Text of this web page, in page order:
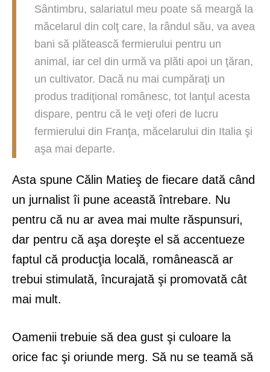
Sântimbru, salariatul meu poate să meargă la
măcelarul din colţ care, la rândul său, va avea
bani să plătească fermierului pentru un
animal, iar cel din urmă va plăti apoi un ţăran,
un cultivator. Dacă nu mai cumpăraţi un
produs tradiţional românesc, tot lanţul acesta
dispare, pentru că le veţi oferi de lucru
fermierului din Franţa, măcelarului din Italia şi
aşa mai departe.
Asta spune Călin Matieş de fiecare dată când
un jurnalist îi pune această întrebare. Nu
pentru că nu ar avea mai multe răspunsuri,
dar pentru că aşa doreşte el să accentueze
faptul că producţia locală, românească ar
trebui stimulată, încurajată şi promovată cât
mai mult.
Oamenii trebuie să dea gust şi culoare la
orice fac şi oriunde merg. Să nu se teamă să